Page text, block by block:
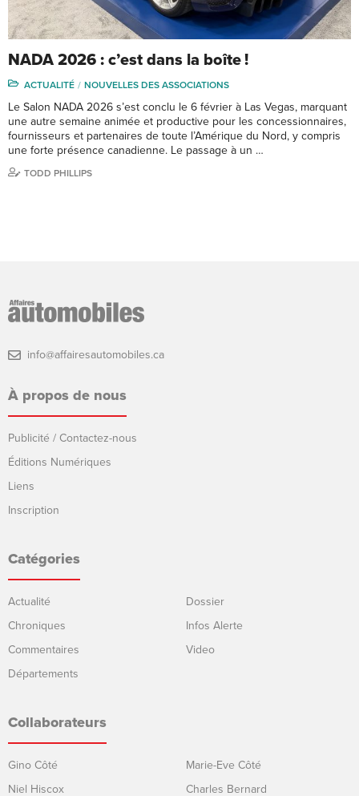
NADA 2026 : c’est dans la boîte !
ACTUALITÉ NOUVELLES DES ASSOCIATIONS
Le Salon NADA 2026 s’est conclu le 6 février à Las Vegas, marquant
une autre semaine animée et productive pour les concessionnaires,
fournisseurs et partenaires de toute l’Amérique du Nord, y compris
une forte présence canadienne. Le passage à un …
TODD PHILLIPS
info@affairesautomobiles.ca
À propos de nous
Publicité / Contactez-nous
Éditions Numériques
Liens
Inscription
Catégories
Actualité
Chroniques
Commentaires
Départements
Dossier
Infos Alerte
Video
Collaborateurs
Gino Côté
Niel Hiscox
Marie-Eve Côté
Charles Bernard